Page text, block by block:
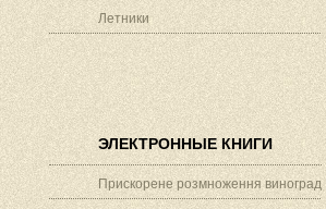
Летники
ЭЛЕКТРОННЫЕ КНИГИ
Прискорене розмноження винограду.